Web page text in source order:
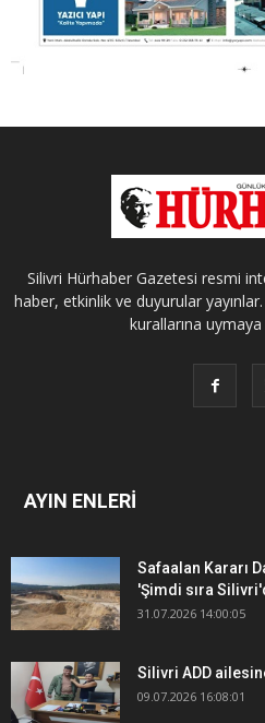
Silivri Hürhaber Gazetesi resmi
haber, etkinlik ve duyurular
kurallarına
AYIN ENLERİ
Safaalan Kararı
'Şimdi sıra
31.07.2026 14:00:05
Silivri ADD
09.07.2026 16:08:01